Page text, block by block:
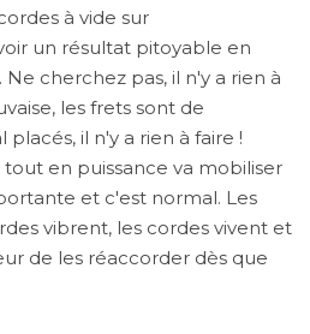
à vide sur
un résultat pitoyable en
cherchez pas, il n'y a rien à
les frets sont de
il n'y a rien à faire !
tout en puissance va mobiliser
et c'est normal. Les
vibrent, les cordes vivent et
de les réaccorder dès que